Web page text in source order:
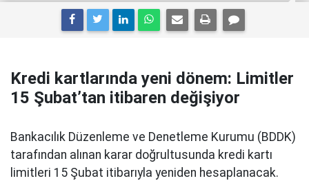
Kredi kartlarında yeni dönem: Limitler
15 Şubat’tan itibaren değişiyor
Bankacılık Düzenleme ve Denetleme Kurumu (BDDK)
tarafından alınan karar doğrultusunda kredi kartı
limitleri 15 Şubat itibarıyla yeniden hesaplanacak.